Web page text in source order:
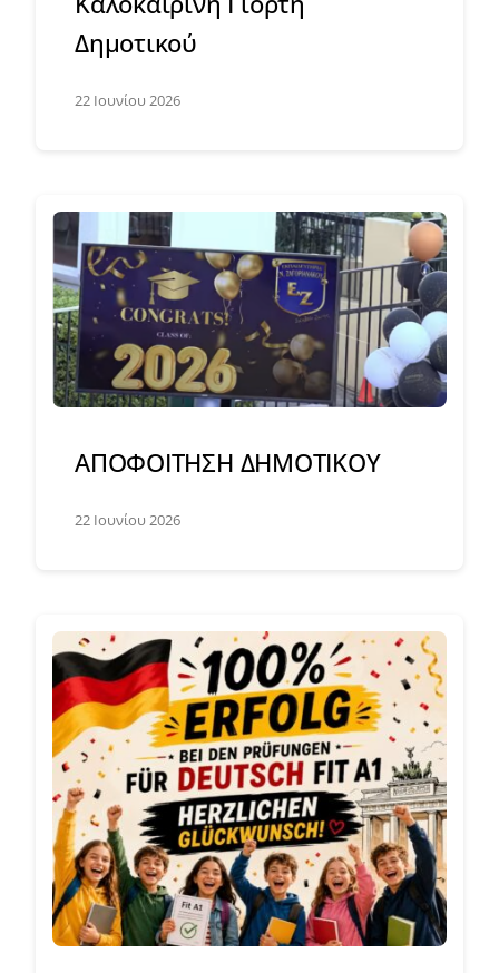
Δημοτικού
22 Ιουνίου 2026
ΑΠΟΦΟΙΤΗΣΗ ΔΗΜΟΤΙΚΟΥ
22 Ιουνίου 2026